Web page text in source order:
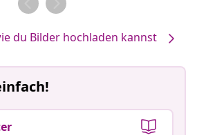
du Bilder hochladen kannst